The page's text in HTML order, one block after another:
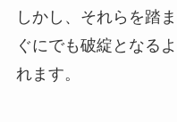
しかし、それらを踏
ぐにでも破綻となる
れます。